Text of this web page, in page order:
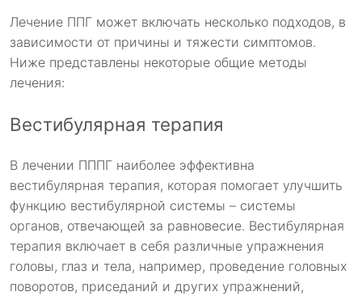
Лечение ППГ может включать несколько подходов, в
зависимости от причины и тяжести симптомов.
Ниже представлены некоторые общие методы
лечения:
Вестибулярная терапия
В лечении ПППГ наиболее эффективна
вестибулярная терапия, которая помогает улучшить
функцию вестибулярной системы – системы
органов, отвечающей за равновесие. Вестибулярная
терапия включает в себя различные упражнения
головы, глаз и тела, например, проведение головных
поворотов, приседаний и других упражнений,